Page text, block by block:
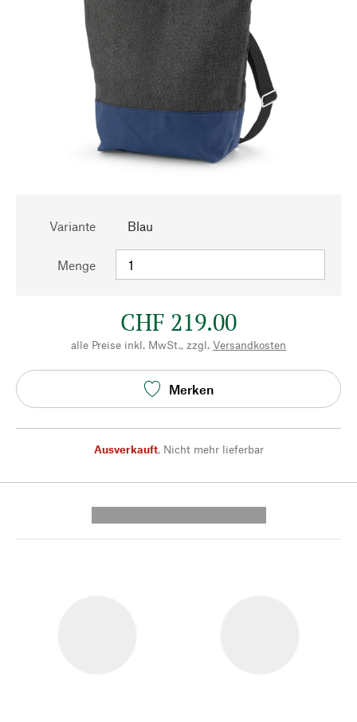
Variante Blau
Menge
CHF 219.00
alle Preise inkl. MwSt., zzgl. Versandkosten
Merken
Ausverkauft, Nicht mehr lieferbar